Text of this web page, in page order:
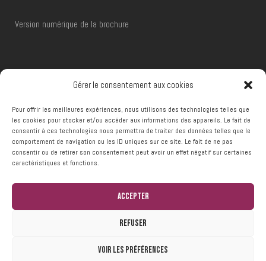
Gérer le consentement aux cookies
Pour offrir les meilleures expériences, nous utilisons des technologies telles que
les cookies pour stocker et/ou accéder aux informations des appareils. Le fait de
consentir à ces technologies nous permettra de traiter des données telles que le
comportement de navigation ou les ID uniques sur ce site. Le fait de ne pas
consentir ou de retirer son consentement peut avoir un effet négatif sur certaines
caractéristiques et fonctions.
Accepter
Refuser
Voir les préférences
Version numérique de la brochure
Téléphone :+32 (0)65 66 48 00
Email :reservations@ccframeries.be
© 2024 Centre Culturel de Frameries